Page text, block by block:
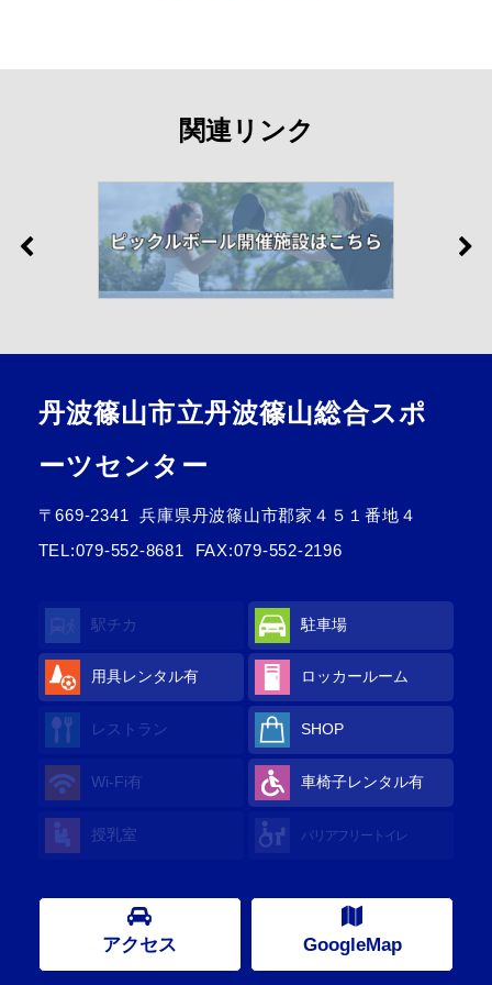
関連リンク
丹波篠山市立丹波篠山総合スポ
ーツセンター
〒669-2341
兵庫県丹波篠山市郡家４５１番地４
TEL:079-552-8681 FAX:079-552-2196
駅チカ 駐車場
用具レンタル有 ロッカールーム
レストラン SHOP
Wi-Fi有 車椅子レンタル有
授乳室 バリアフリートイレ
アクセス GoogleMap